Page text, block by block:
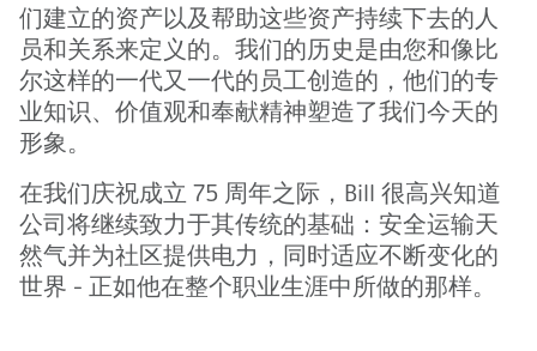
们建立的资产以及帮助这些资产持续下去的人
员和关系来定义的。我们的历史是由您和像比
尔这样的一代又一代的员工创造的，他们的专
业知识、价值观和奉献精神塑造了我们今天的
形象。
在我们庆祝成立 75 周年之际，Bill 很高兴知道
公司将继续致力于其传统的基础：安全运输天
然气并为社区提供电力，同时适应不断变化的
世界 - 正如他在整个职业生涯中所做的那样。